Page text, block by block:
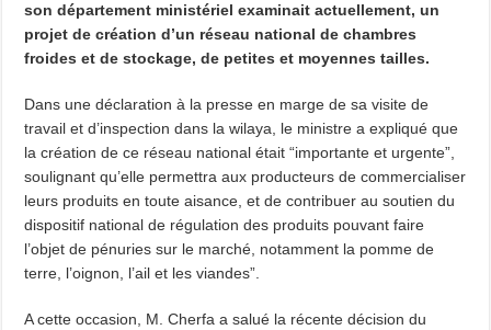
son département ministériel examinait actuellement, un
projet de création d’un réseau national de chambres
froides et de stockage, de petites et moyennes tailles.
Dans une déclaration à la presse en marge de sa visite de
travail et d’inspection dans la wilaya, le ministre a expliqué que
la création de ce réseau national était “importante et urgente”,
soulignant qu’elle permettra aux producteurs de commercialiser
leurs produits en toute aisance, et de contribuer au soutien du
dispositif national de régulation des produits pouvant faire
l’objet de pénuries sur le marché, notamment la pomme de
terre, l’oignon, l’ail et les viandes”.
A cette occasion, M. Cherfa a salué la récente décision du